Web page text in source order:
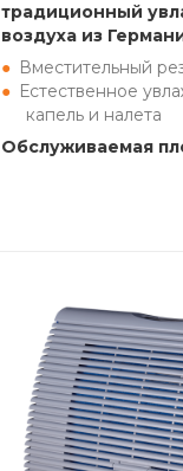
традиционный
воздуха из
Вместительный
Естественное
капель и налета
Обслуживаемая